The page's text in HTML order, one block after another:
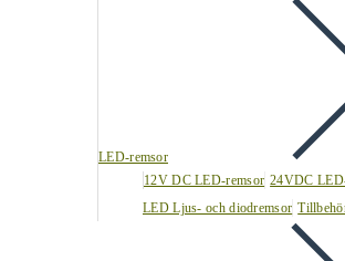
LED-remsor
12V DC LED-remsor 24VDC
LED Ljus- och diodremsor